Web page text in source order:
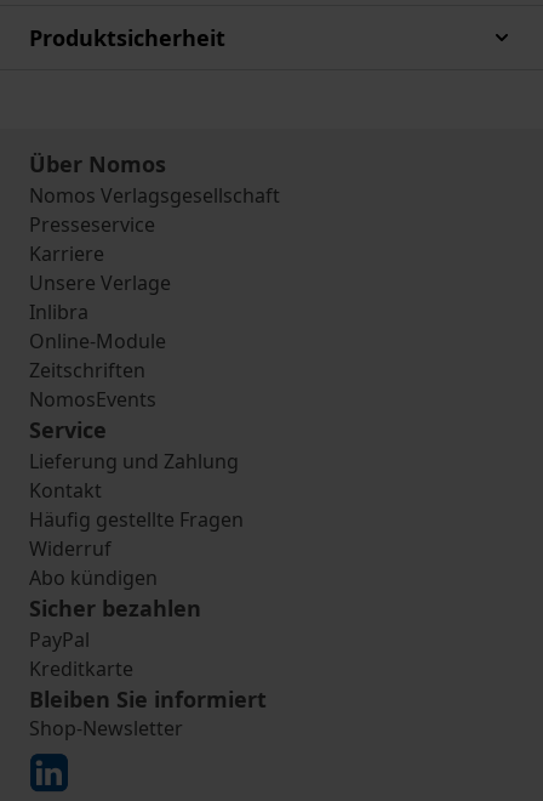
Produktsicherheit
Über Nomos
Nomos Verlagsgesellschaft
Presseservice
Karriere
Unsere Verlage
Inlibra
Online-Module
Zeitschriften
NomosEvents
Service
Lieferung und Zahlung
Kontakt
Häufig gestellte Fragen
Widerruf
Abo kündigen
Sicher bezahlen
PayPal
Kreditkarte
Bleiben Sie informiert
Shop-Newsletter